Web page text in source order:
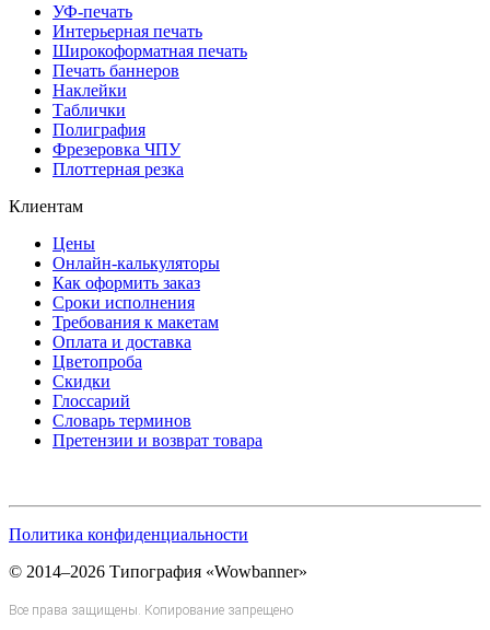
УФ-печать
Интерьерная печать
Широкоформатная печать
Печать баннеров
Наклейки
Таблички
Полиграфия
Фрезеровка ЧПУ
Плоттерная резка
Клиентам
Цены
Онлайн-калькуляторы
Как оформить заказ
Сроки исполнения
Требования к макетам
Оплата и доставка
Цветопроба
Скидки
Глоссарий
Словарь терминов
Претензии и возврат товара
Политика конфиденциальности
© 2014–2026 Типография «Wowbanner»
Все права защищены. Копирование запрещено